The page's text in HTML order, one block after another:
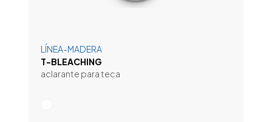
LÍNEA-MADERA
T-BLEACHING
aclarante para teca